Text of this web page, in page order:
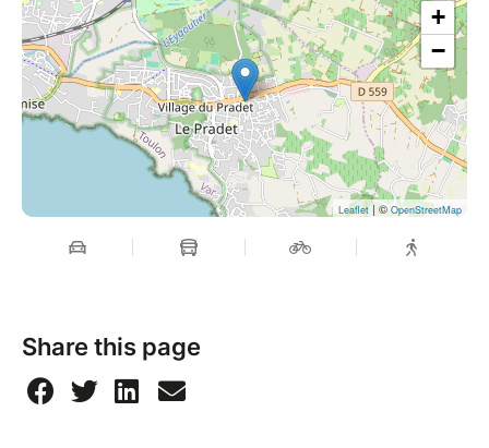
+ buvette sur place
+
−
Leaflet| ©OpenStreetMap
Share this page